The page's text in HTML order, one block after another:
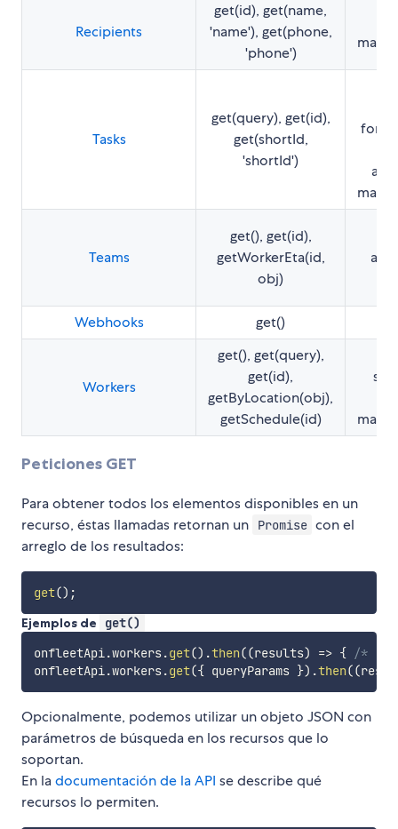
Recipients
get(id), get(name,
'name'), get(phone,
'phone')
Tasks
get(query), get(id),
get(shortId,
'shortId')
Teams
get(), get(id),
getWorkerEta(id,
obj)
Webhooks get()
Workers
get(), get(query),
get(id),
getByLocation(obj),
getSchedule(id)
Peticiones GET
Para obtener todos los elementos disponibles en un
recurso, éstas llamadas retornan un
Promise con el
arreglo de los resultados:
get() ;
Ejemplos de
get()
onfleetApi .workers.get() .then((results) => { /*
onfleetApi .workers.get({ queryParams }) .then((
Opcionalmente, podemos utilizar un objeto JSON con
parámetros de búsqueda en los recursos que lo
soportan.
En ladocumentación de la API se describe qué
recursos lo permiten.